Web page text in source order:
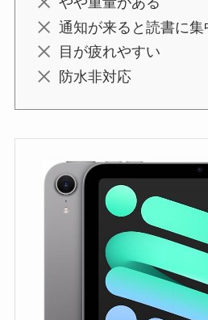
通知が来ると読書に集
目が疲れやすい
防水非対応